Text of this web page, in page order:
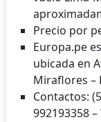
Precio por
Europa.pe
ubicada en
Miraflores –
Contactos:
992193358